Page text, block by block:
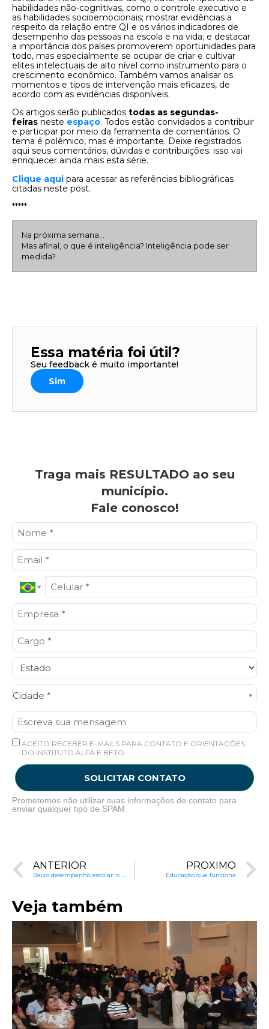
habilidades não-cognitivas, como o controle executivo e
as habilidades socioemocionais; mostrar evidências a
respeito da relação entre QI e os vários indicadores de
desempenho das pessoas na escola e na vida; e destacar
a importância dos países promoverem oportunidades para
todo, mas especialmente se ocupar de criar e cultivar
elites intelectuais de alto nível como instrumento para o
crescimento econômico. Também vamos analisar os
momentos e tipos de intervenção mais eficazes, de
acordo com as evidências disponíveis.
Os artigos serão publicados todas as segundas-
feiras neste espaço. Todos estão convidados a contribuir
e participar por meio da ferramenta de comentários. O
tema é polêmico, mas é importante. Deixe registrados
aqui seus comentários, dúvidas e contribuições: isso vai
enriquecer ainda mais esta série.
Clique aqui para acessar as referências bibliográficas
citadas neste post.
*****
Na próxima semana…
Mas afinal, o que é inteligência? Inteligência pode ser
medida?
Essa matéria foi útil?
Seu feedback é muito importante!
Sim
Traga mais RESULTADO ao seu
município.
Fale conosco!
Cidade *
Cidade*
ACEITO RECEBER E-MAILS PARA CONTATO E ORIENTAÇÕES
DO INSTITUTO ALFA E BETO.
SOLICITAR CONTATO
Prometemos não utilizar suas informações de contato para
enviar qualquer tipo de SPAM.
ANTERIOR PRÓXIMO
Educação que funciona
Veja também